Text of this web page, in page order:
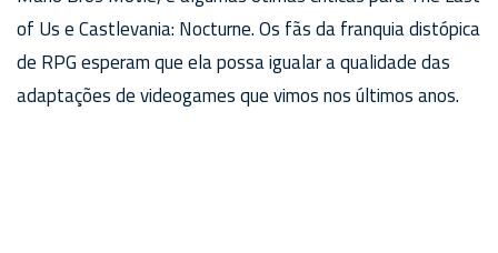
of Us e Castlevania: Nocturne. Os fãs da franquia distópica
de RPG esperam que ela possa igualar a qualidade das
adaptações de videogames que vimos nos últimos anos.